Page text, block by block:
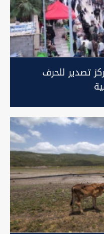
تصدير للحرف